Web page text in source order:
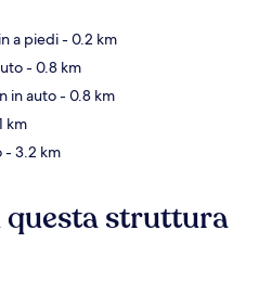
a piedi- 0.2 km
- 0.8 km
in auto- 0.8 km
km
- 3.2 km
struttura